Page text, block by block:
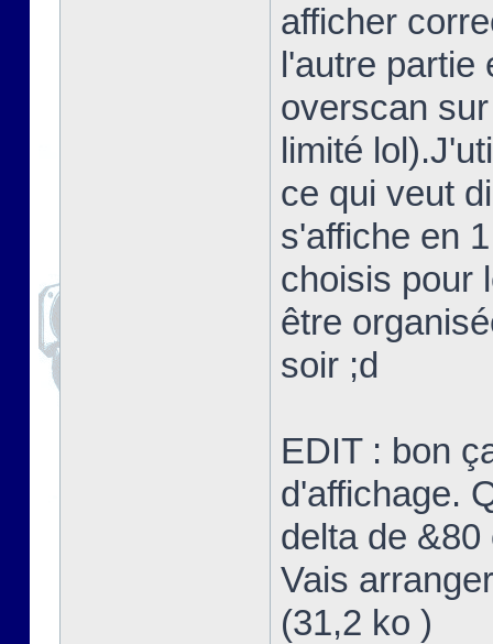
afficher
l'autre partie
overscan
limité
ce qui veut
s'affiche en
choisis pour
être
soir ;d
EDIT : bon
d'affichage.
delta de
Vais
(31,2 ko )